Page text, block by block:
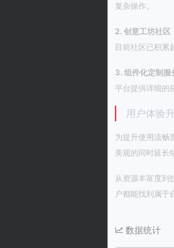
复杂操作。
2. 创意工坊社区
目前社区已积累
3. 组件化定制服
平台提供详细的
用户体验
为提升使用流畅
美观的同时延长
从资源丰富度到
户都能找到属于
数据统计